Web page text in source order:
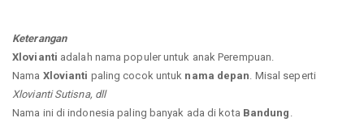
Keterangan
Xlovianti adalah nama populer untuk anak Perempuan.
Nama Xlovianti paling cocok untuk nama depan . Misal seperti
Xlovianti Sutisna, dll
Nama ini di indonesia paling banyak ada di kota Bandung